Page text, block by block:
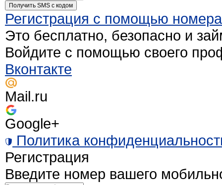
Получить SMS c кодом
Регистрация с помощью
Это бесплатно, безопасно и
Войдите с помощью своего
Вконтакте
Mail.ru
Google+
Политика
Регистрация
Введите номер вашего